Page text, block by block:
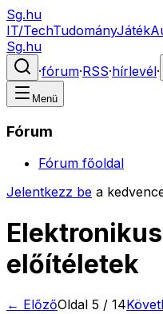
Sg.hu
IT/TechTudományJáték
Sg.hu
·fórum·RSS·hírlevél·
Menü
Fórum
Fórum főoldal
Jelentkezz be a
előítéletek
← ElőzőOldal 5 / 14